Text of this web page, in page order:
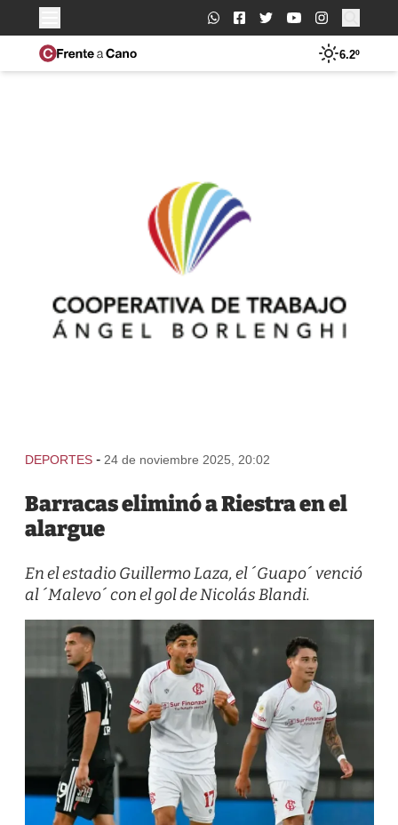
Buscar:
6.2º
DEPORTES - 24 de noviembre 2025, 20:02
Barracas eliminó a Riestra en el
alargue
En el estadio Guillermo Laza, el ´Guapo´ venció
al ´Malevo´ con el gol de Nicolás Blandi.